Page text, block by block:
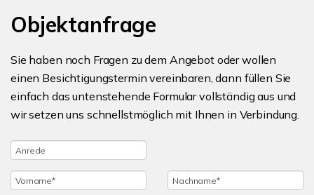
Objektanfrage
Sie haben noch Fragen zu dem Angebot oder wollen
einen Besichtigungstermin vereinbaren, dann füllen Sie
einfach das untenstehende Formular vollständig aus und
wir setzen uns schnellstmöglich mit Ihnen in Verbindung.